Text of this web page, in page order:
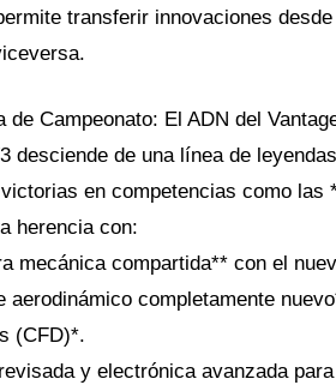
transferir innovaciones
de Campeonato: El ADN del
desciende de una línea de
en competencias como las
herencia con:
mecánica compartida** con el
aerodinámico completamente
(CFD)*.
y electrónica avanzada